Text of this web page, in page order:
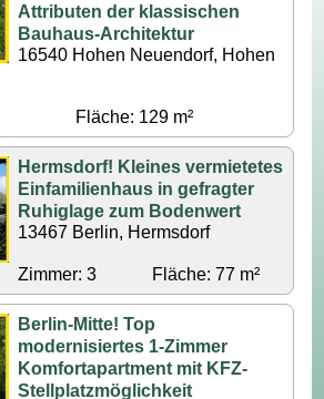
Attributen der klassischen
Bauhaus-Architektur
16540 Hohen Neuendorf, Hohen
Fläche: 129 m²
Hermsdorf! Kleines vermietetes
Einfamilienhaus in gefragter
Ruhiglage zum Bodenwert
13467 Berlin, Hermsdorf
Zimmer: 3 Fläche: 77 m²
Berlin-Mitte! Top
modernisiertes 1-Zimmer
Komfortapartment mit KFZ-
Stellplatzmöglichkeit